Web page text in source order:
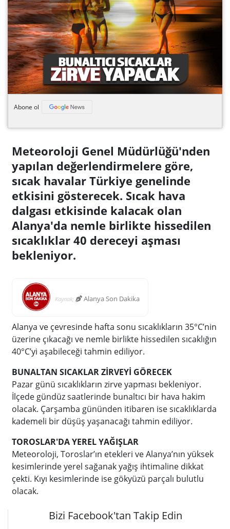
Abone ol
Meteoroloji Genel Müdürlüğü'nden
yapılan değerlendirmelere göre,
sıcak havalar Türkiye genelinde
etkisini gösterecek. Sıcak hava
dalgası etkisinde kalacak olan
Alanya'da nemle birlikte hissedilen
sıcaklıklar 40 dereceyi aşması
bekleniyor.
Kaynak; Alanya Son Dakika
Alanya ve çevresinde hafta sonu sıcaklıkların 35°C’nin
üzerine çıkacağı ve nemle birlikte hissedilen sıcaklığın
40°C’yi aşabileceği tahmin ediliyor.
BUNALTAN SICAKLAR ZİRVEYİ GÖRECEK
Pazar günü sıcaklıkların zirve yapması bekleniyor.
İlçede gündüz saatlerinde bunaltıcı bir hava hakim
olacak. Çarşamba gününden itibaren ise sıcaklıklarda
kademeli bir düşüş yaşanacağı tahmin ediliyor.
TOROSLAR'DA YEREL YAĞIŞLAR
Meteoroloji, Toroslar’ın etekleri ve Alanya’nın yüksek
kesimlerinde yerel sağanak yağış ihtimaline dikkat
çekti. Kıyı kesimlerinde ise gökyüzü parçalı bulutlu
olacak.
Bizi Facebook'tan Takip Edin